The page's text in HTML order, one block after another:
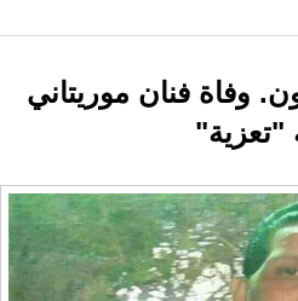
وفاة فنان موريتاني
"تعزية"